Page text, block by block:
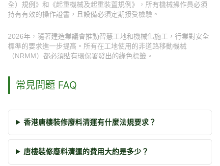
全）規例》和《起重機械及起重裝置規例》，所有機械操作員必須
持有有效的操作證書，且設備必須定期接受檢驗。
2026年，隨著建造業議會推動智慧工地和機械化施工，行業對安全
標準的要求進一步提高。所有在工地使用的非道路移動機械
（NRMM）都必須貼有環保署發出的綠色標籤。
常見問題 FAQ
香港唐樓裝修廢料清運有什麼法規要求？
唐樓裝修廢料清運的費用大約是多少？